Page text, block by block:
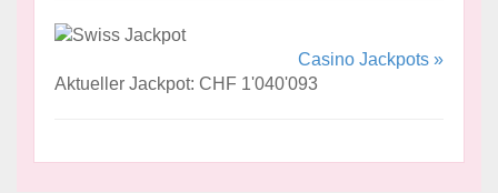
Casino Jackpots »
Aktueller Jackpot: CHF 1'040'093